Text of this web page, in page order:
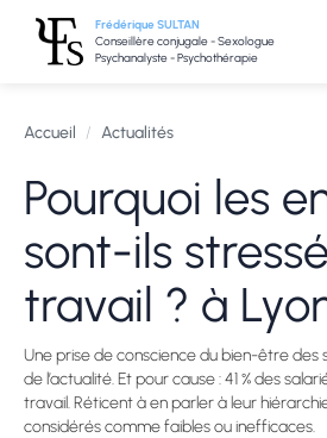
Frédérique SULTAN
Conseillère conjugale - Sexologue
Psychanalyste - Psychothérapie
Accueil / Actualités
Pourquoi les
sont-ils
travail ? à
Une prise de conscience du bien-être
de l’actualité. Et pour cause : 41 % des
travail. Réticent à en parler à leur
considérés comme faibles ou inefficaces.